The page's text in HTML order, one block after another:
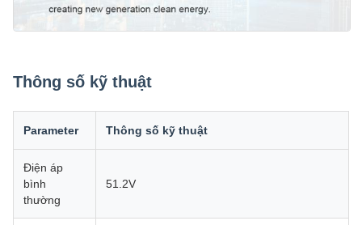
Thông số kỹ thuật
Parameter Thông số kỹ thuật
Điện áp
bình
thường
51.2V